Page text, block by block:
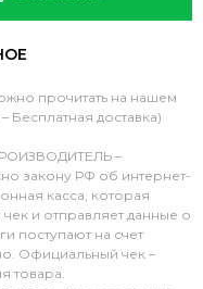
прочитать на нашем
Бесплатная доставка)
–
закону РФ об интернет-
касса, которая
и отправляет данные о
поступают на счет
Официальный чек –
товара.